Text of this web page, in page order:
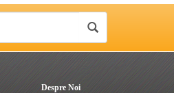
Despre Noi